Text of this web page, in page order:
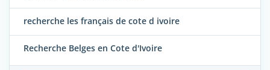
recherche les français de cote d ivoire
Recherche Belges en Cote d'Ivoire